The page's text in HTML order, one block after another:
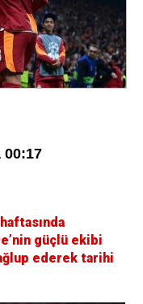
00:17
güçlü ekibi
ederek tarihi